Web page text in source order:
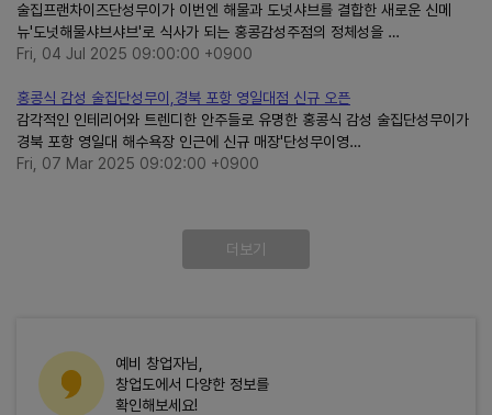
술집프랜차이즈단성무이가 이번엔 해물과 도넛샤브를 결합한 새로운 신메
뉴'도넛해물샤브샤브'로 식사가 되는 홍콩감성주점의 정체성을 …
Fri, 04 Jul 2025 09:00:00 +0900
홍콩식 감성 술집단성무이,경북 포항 영일대점 신규 오픈
감각적인 인테리어와 트렌디한 안주들로 유명한 홍콩식 감성 술집단성무이가
경북 포항 영일대 해수욕장 인근에 신규 매장'단성무이영…
Fri, 07 Mar 2025 09:02:00 +0900
더보기
예비 창업자님,
창업도에서 다양한 정보를
확인해보세요!